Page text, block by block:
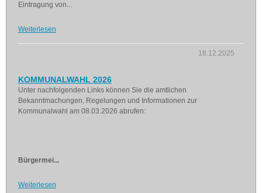
Eintragung von...
Weiterlesen
18.12.2025
KOMMUNALWAHL 2026
Unter nachfolgenden Links können Sie die amtlichen
Bekanntmachungen, Regelungen und Informationen zur
Kommunalwahl am 08.03.2026 abrufen:
Bürgermei...
Weiterlesen